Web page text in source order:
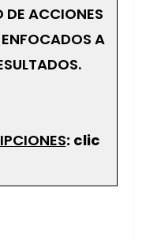
DE ACCIONES
A
: clic